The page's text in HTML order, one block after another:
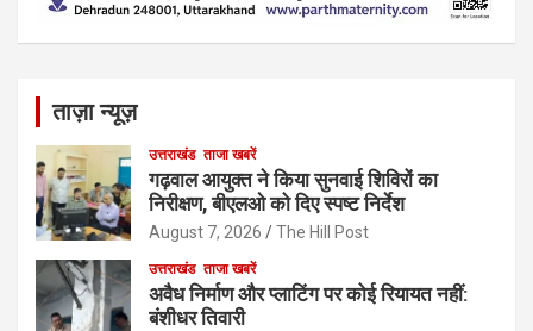
ताज़ा न्यूज़
उत्तराखंड ताजा खबरें
गढ़वाल आयुक्त ने किया सुनवाई शिविरों का
निरीक्षण, बीएलओ को दिए स्पष्ट निर्देश
August 7, 2026 The Hill Post
उत्तराखंड ताजा खबरें
अवैध निर्माण और प्लाटिंग पर कोई रियायत नहीं:
बंशीधर तिवारी